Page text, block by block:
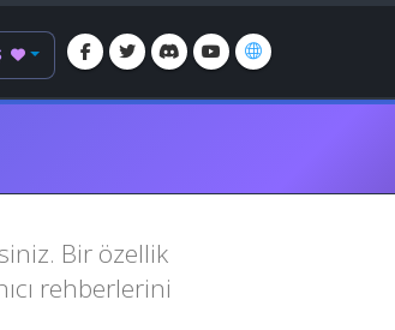
Bir özellik
rehberlerini